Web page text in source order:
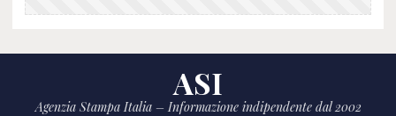
ASI
Agenzia Stampa Italia – Informazione indipendente dal 2002